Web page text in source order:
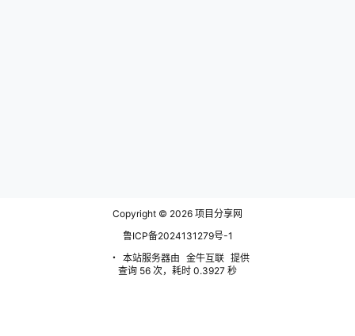
Copyright © 2026 项目分享网
鲁ICP备2024131279号-1
・ 本站服务器由 金牛互联 提供
查询 56 次，耗时 0.3927 秒